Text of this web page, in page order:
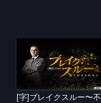
[字]ブレイクスルー〜不